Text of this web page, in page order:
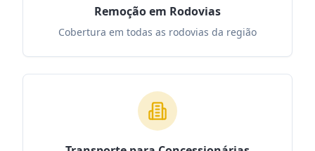
Remoção em Rodovias
Cobertura em todas as rodovias da região